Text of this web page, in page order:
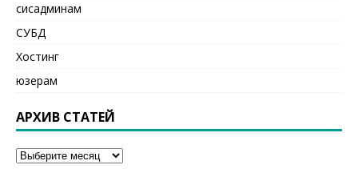
сисадминам
СУБД
Хостинг
юзерам
АРХИВ СТАТЕЙ